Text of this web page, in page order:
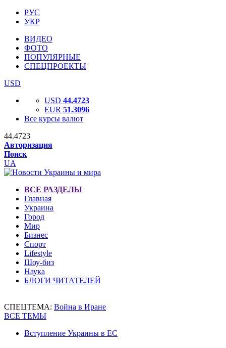
РУС
УКР
ВИДЕО
ФОТО
ПОПУЛЯРНЫЕ
СПЕЦПРОЕКТЫ
USD
USD 44.4723
EUR 51.3096
Все курсы валют
44.4723
Авторизация
Поиск
UA
ВСЕ РАЗДЕЛЫ
Главная
Украина
Город
Мир
Бизнес
Спорт
Lifestyle
Шоу-биз
Наука
БЛОГИ ЧИТАТЕЛЕЙ
СПЕЦТЕМА: Война в Иране
ВСЕ ТЕМЫ
Вступление Украины в ЕС